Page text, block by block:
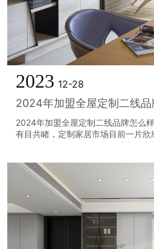
2023 12-28
2024年加盟全屋定制二线品
2024年加盟全屋定制二线品牌怎么
有目共睹，定制家居市场目前一片
全屋定制品牌在全国招商已进入饱和